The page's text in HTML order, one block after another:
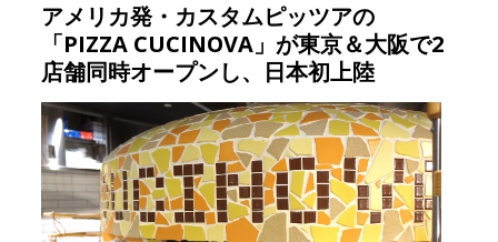
アメリカ発・カスタムピッツアの
「PIZZA CUCINOVA」が東京＆大阪で2
店舗同時オープンし、日本初上陸